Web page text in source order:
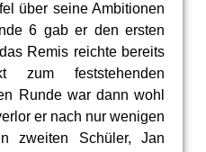
über seine Ambitionen
6 gab er den ersten
Remis reichte bereits
zum feststehenden
Runde war dann wohl
er nach nur wenigen
zweiten Schüler, Jan